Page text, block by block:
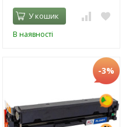
У кошик
В наявності
-3%